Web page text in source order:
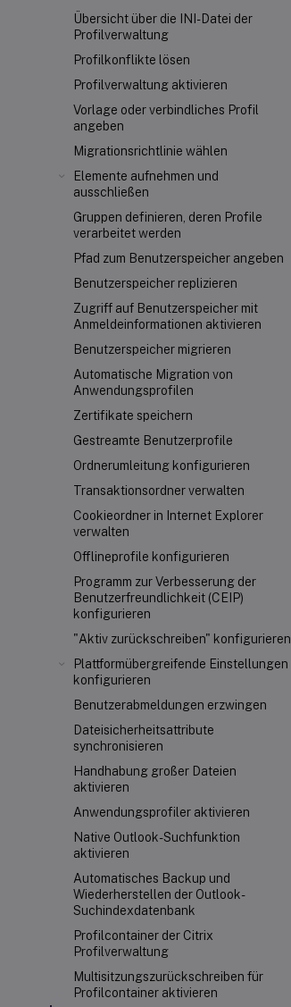
Übersicht über die INI-Datei der
Profilverwaltung
Profilkonflikte lösen
Profilverwaltung aktivieren
Vorlage oder verbindliches Profil
angeben
Migrationsrichtlinie wählen
Elemente aufnehmen und
ausschließen
Gruppen definieren, deren Profile
verarbeitet werden
Pfad zum Benutzerspeicher angeben
Benutzerspeicher replizieren
Zugriff auf Benutzerspeicher mit
Anmeldeinformationen aktivieren
Benutzerspeicher migrieren
Automatische Migration von
Anwendungsprofilen
Zertifikate speichern
Gestreamte Benutzerprofile
Ordnerumleitung konfigurieren
Transaktionsordner verwalten
Cookieordner in Internet Explorer
verwalten
Offlineprofile konfigurieren
Programm zur Verbesserung der
Benutzerfreundlichkeit (CEIP)
konfigurieren
"Aktiv zurückschreiben" konfigurieren
Plattformübergreifende Einstellungen
konfigurieren
Benutzerabmeldungen erzwingen
Dateisicherheitsattribute
synchronisieren
Handhabung großer Dateien
aktivieren
Anwendungsprofiler aktivieren
Native Outlook-Suchfunktion
aktivieren
Automatisches Backup und
Wiederherstellen der Outlook-
Suchindexdatenbank
Profilcontainer der Citrix
Profilverwaltung
Multisitzungszurückschreiben für
Profilcontainer aktivieren